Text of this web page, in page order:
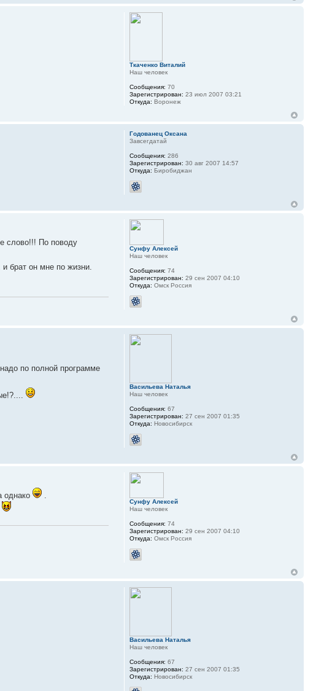
Ткаченко Виталий
Наш человек
Сообщения: 70
Зарегистрирован: 23 июл 2007 03:21
Откуда: Воронеж
Годованец Оксана
Завсегдатай
Сообщения: 286
Зарегистрирован: 30 авг 2007 14:57
Откуда: Биробиджан
слово!!! По поводу
брат он мне по жизни.
Сунфу Алексей
Наш человек
Сообщения: 74
Зарегистрирован: 29 сен 2007 04:10
Откуда: Омск Россия
по полной программе
Васильева Наталья
Наш человек
Сообщения: 67
Зарегистрирован: 27 сен 2007 01:35
Откуда: Новосибирск
однако
Сунфу Алексей
Наш человек
Сообщения: 74
Зарегистрирован: 29 сен 2007 04:10
Откуда: Омск Россия
Васильева Наталья
Наш человек
Сообщения: 67
Зарегистрирован: 27 сен 2007 01:35
Откуда: Новосибирск